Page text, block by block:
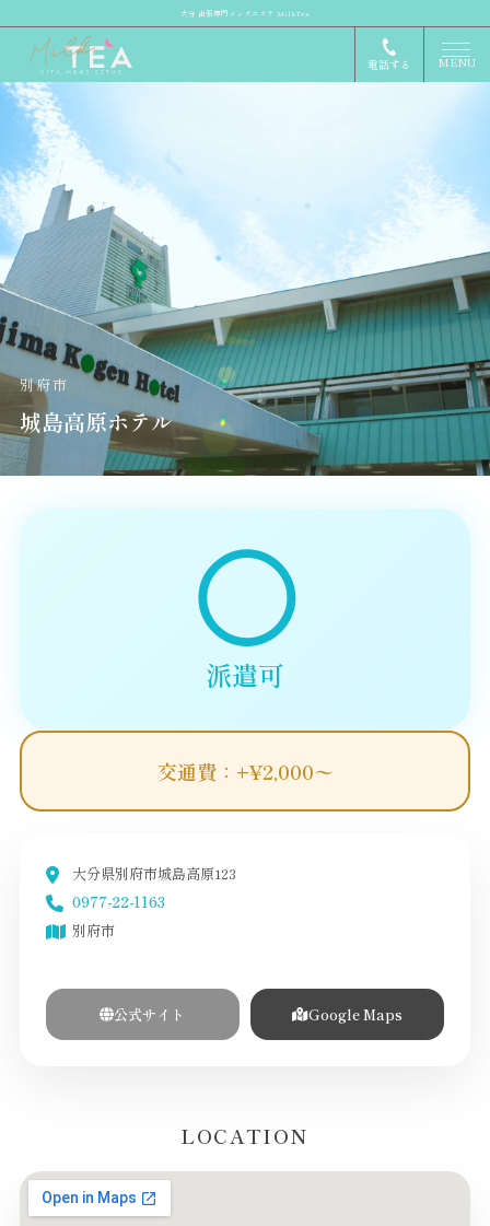
大分 出張専門メンズエステ MilkTea
電話する MENU
別府市
城島高原ホテル
◯
派遣可
交通費：+¥2,000〜
大分県別府市城島高原123
0977-22-1163
別府市
公式サイト Google Maps
LOCATION